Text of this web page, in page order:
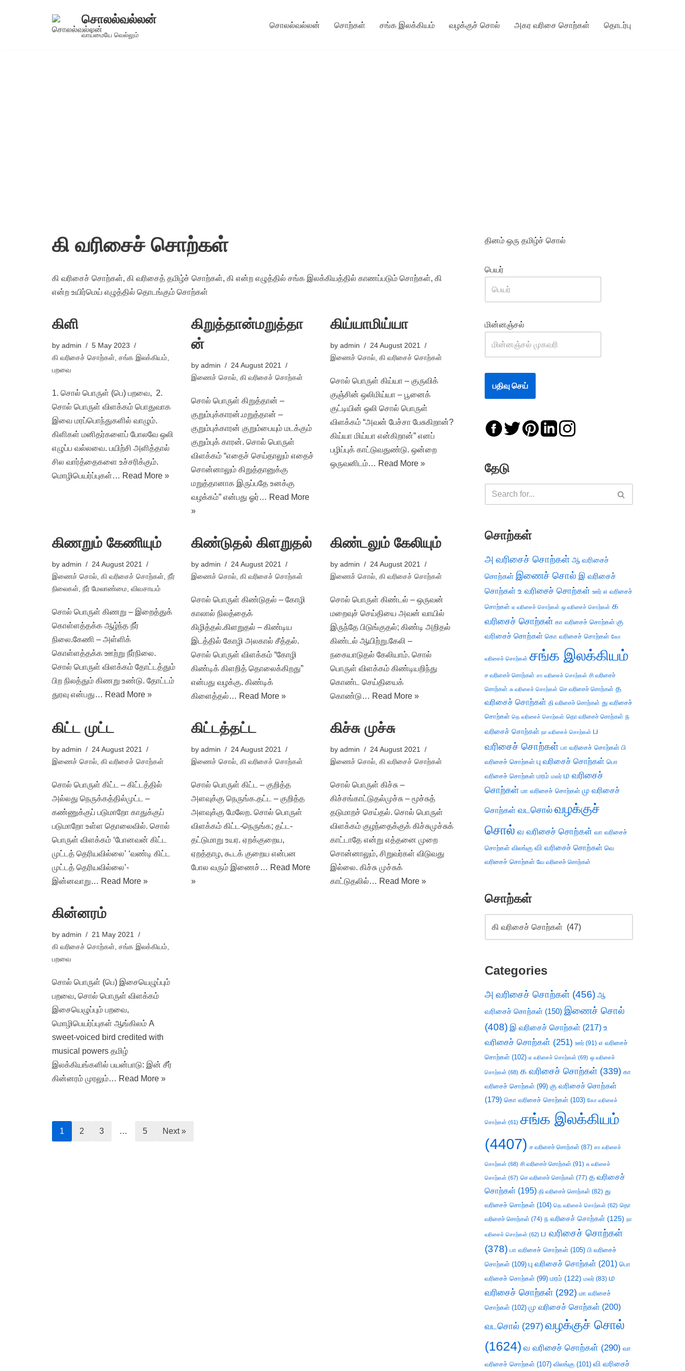
சொலல்வல்லன்
வாய்மையே வெல்லும்
சொலல்வல்லன் சொற்கள் சங்க இலக்கியம் வழக்குச் சொல் அகர வரிசை சொற்கள் தொடர்பு
கி வரிசைச் சொற்கள்
கி வரிசைச் சொற்கள், கி வரிசைத் தமிழ்ச் சொற்கள், கி என்ற எழுத்தில் சங்க இலக்கியத்தில் காணப்படும் சொற்கள், கி
என்ற உயிர்மெய் எழுத்தில் தொடங்கும் சொற்கள்
கிளி
by admin
5 May 2023
கி வரிசைச் சொற்கள் சங்க இலக்கியம்
பறவை
1. சொல் பொருள் (பெ) பறவை, 2.
சொல் பொருள் விளக்கம் பொதுவாக
இவை மரப்பொந்துகளில் வாழும்.
கிளிகள் மனிதர்களைப் போலவே ஒலி
எழுப்ப வல்லவை. பயிற்சி அளித்தால்
சில வார்த்தைகளை உச்சரிக்கும்.
மொழிபெயர்ப்புகள்… Read More »
கிறுத்தான்மறுத்தா
ன்
by admin
24 August 2021
இணைச் சொல், கி வரிசைச் சொற்கள்
சொல் பொருள் கிறுத்தான் –
குறும்புக்காரன்.மறுத்தான் –
குறும்புக்காரன் குறும்பையும் மடக்கும்
குறும்புக் காரன். சொல் பொருள்
விளக்கம் “எதைச் செய்தாலும் எதைச்
சொன்னாலும் கிறுத்தானுக்கு
மறுத்தானாக இருப்பதே உனக்கு
வழக்கம்” என்பது ஓர்… Read More
»
கிய்யாமிய்யா
by admin
24 August 2021
இணைச் சொல், கி வரிசைச் சொற்கள்
சொல் பொருள் கிய்யா – குருவிக்
குஞ்சின் ஒலிமிய்யா – பூனைக்
குட்டியின் ஒலி சொல் பொருள்
விளக்கம் “அவன் பேச்சா பேசுகிறான்?
கிய்யா மிய்யா என்கிறான்” எனப்
பழிப்புக் காட்டுவதுண்டு. ஒன்றை
ஒருவனிடம்… Read More »
கிணறும் கேணியும்
by admin
24 August 2021
இணைச் சொல் கி வரிசைச் சொற்கள் நீர்
நிலைகள் நீர் மேலாண்மை விவசாயம்
சொல் பொருள் கிணறு – இறைத்துக்
கொள்ளத்தக்க ஆழ்ந்த நீர்
நிலை.கேணி – அள்ளிக்
கொள்ளத்தக்க ஊற்று நீர்நிலை.
சொல் பொருள் விளக்கம் தோட்டத்தும்
பிற நிலத்தும் கிணறு உண்டு. தோட்டம்
துரவு என்பது… Read More »
கிண்டுதல் கிளறுதல்
by admin
24 August 2021
இணைச் சொல், கி வரிசைச் சொற்கள்
சொல் பொருள் கிண்டுதல் – கோழி
காலால் நிலத்தைக்
கிழித்தல்.கிளறுதல் – கிண்டிய
இடத்தில் கோழி அலகால் சீத்தல்.
சொல் பொருள் விளக்கம் “கோழி
கிண்டிக் கிளறித் தொலைக்கிறது”
என்பது வழக்கு. கிண்டிக்
கிளைத்தல்… Read More »
கிண்டலும் கேலியும்
by admin
24 August 2021
இணைச் சொல், கி வரிசைச் சொற்கள்
சொல் பொருள் கிண்டல் – ஒருவன்
மறைவுச் செய்தியை அவன் வாயில்
இருந்தே பிடுங்குதல்; கிண்டி அறிதல்
கிண்டல் ஆயிற்று.கேலி –
நகையாடுதல் கேலியாம். சொல்
பொருள் விளக்கம் கிண்டியறிந்து
கொண்ட செய்தியைக்
கொண்டு… Read More »
கிட்ட முட்ட
by admin
24 August 2021
இணைச் சொல் கி வரிசைச் சொற்கள்
சொல் பொருள் கிட்ட – கிட்டத்தில்
அல்லது நெருக்கத்தில்முட்ட –
கண்ணுக்குப் படுமாறோ காதுக்குப்
படுமாறோ உள்ள தொலைவில். சொல்
பொருள் விளக்கம் ‘போனவன் கிட்ட
முட்டத் தெரியவில்லை’ ‘வண்டி கிட்ட
முட்டத் தெரியவில்லை’-
இன்னவாறு… Read More »
கிட்டத்தட்ட
by admin
24 August 2021
இணைச் சொல், கி வரிசைச் சொற்கள்
சொல் பொருள் கிட்ட – குறித்த
அளவுக்கு நெருங்க.தட்ட – குறித்த
அளவுக்கு மேலேற. சொல் பொருள்
விளக்கம் கிட்ட-நெருங்க; தட்ட-
தட்டுமாறு உயர. ஏறக்குறைய,
ஏறத்தாழ, கூடக் குறைய என்பன
போல வரும் இணைச்… Read More
»
கிச்சு முச்சு
by admin
24 August 2021
இணைச் சொல், கி வரிசைச் சொற்கள்
சொல் பொருள் கிச்சு –
கிச்சங்காட்டுதல்முச்சு – மூச்சுத்
தடுமாறச் செய்தல். சொல் பொருள்
விளக்கம் குழந்தைக்குக் கிச்சுமுச்சுக்
காட்டாதே என்று எத்தனை முறை
சொன்னாலும், சிறுவர்கள் விடுவது
இல்லை. கிச்சு முச்சுக்
காட்டுதலில்… Read More »
கின்னரம்
by admin
21 May 2021
கி வரிசைச் சொற்கள் சங்க இலக்கியம்
பறவை
சொல் பொருள் (பெ) இசையெழுப்பும்
பறவை, சொல் பொருள் விளக்கம்
இசையெழுப்பும் பறவை,
மொழிபெயர்ப்புகள் ஆங்கிலம் A
sweet-voiced bird credited with
musical powers தமிழ்
இலக்கியங்களில் பயன்பாடு: இன் சீர்
கின்னரம் முரலும்… Read More »
1 2 3 … 5 Next »
தினம் ஒரு தமிழ்ச் சொல்
பெயர்
மின்னஞ்சல்
தேடு
சொற்கள்
அ வரிசைச் சொற்கள் ஆ வரிசைச்
சொற்கள் இணைச் சொல் இ வரிசைச்
சொற்கள் உ வரிசைச் சொற்கள் ஊர் எ வரிசைச்
சொற்கள் ஏ வரிசைச் சொற்கள் ஒ வரிசைச் சொற்கள் க
வரிசைச் சொற்கள் கா வரிசைச் சொற்கள் கு
வரிசைச் சொற்கள் கொ வரிசைச் சொற்கள் கோ
வரிசைச் சொற்கள் சங்க இலக்கியம்
ச வரிசைச் சொற்கள் சா வரிசைச் சொற்கள் சி வரிசைச்
சொற்கள் சு வரிசைச் சொற்கள் செ வரிசைச் சொற்கள் த
வரிசைச் சொற்கள் தி வரிசைச் சொற்கள் து வரிசைச்
சொற்கள் தெ வரிசைச் சொற்கள் தொ வரிசைச் சொற்கள் ந
வரிசைச் சொற்கள் நா வரிசைச் சொற்கள் ப
வரிசைச் சொற்கள் பா வரிசைச் சொற்கள் பி
வரிசைச் சொற்கள் பு வரிசைச் சொற்கள் பொ
வரிசைச் சொற்கள் மரம் மலர் ம வரிசைச்
சொற்கள் மா வரிசைச் சொற்கள் மு வரிசைச்
சொற்கள் வடசொல் வழக்குச்
சொல் வ வரிசைச் சொற்கள் வா வரிசைச்
சொற்கள் விலங்கு வி வரிசைச் சொற்கள் வெ
வரிசைச் சொற்கள் வே வரிசைச் சொற்கள்
சொற்கள்
Categories
அ வரிசைச் சொற்கள் (456) ஆ
வரிசைச் சொற்கள் (150) இணைச் சொல்
(408) இ வரிசைச் சொற்கள் (217) உ
வரிசைச் சொற்கள் (251) ஊர் (91) எ வரிசைச்
சொற்கள் (102) ஏ வரிசைச் சொற்கள் (69) ஒ வரிசைச்
சொற்கள் (68) க வரிசைச் சொற்கள் (339) கா
வரிசைச் சொற்கள் (99) கு வரிசைச் சொற்கள்
(179) கொ வரிசைச் சொற்கள் (103) கோ வரிசைச்
சொற்கள் (61) சங்க இலக்கியம்
(4407) ச வரிசைச் சொற்கள் (87) சா வரிசைச்
சொற்கள் (68) சி வரிசைச் சொற்கள் (91) சு வரிசைச்
சொற்கள் (67) செ வரிசைச் சொற்கள் (77) த வரிசைச்
சொற்கள் (195) தி வரிசைச் சொற்கள் (82) து
வரிசைச் சொற்கள் (104) தெ வரிசைச் சொற்கள் (62) தொ
வரிசைச் சொற்கள் (74) ந வரிசைச் சொற்கள் (125) நா
வரிசைச் சொற்கள் (62) ப வரிசைச் சொற்கள்
(378) பா வரிசைச் சொற்கள் (105) பி வரிசைச்
சொற்கள் (109) பு வரிசைச் சொற்கள் (201) பொ
வரிசைச் சொற்கள் (99) மரம் (122) மலர் (83) ம
வரிசைச் சொற்கள் (292) மா வரிசைச்
சொற்கள் (102) மு வரிசைச் சொற்கள் (200)
வடசொல் (297) வழக்குச் சொல்
(1624) வ வரிசைச் சொற்கள் (290) வா
வரிசைச் சொற்கள் (107) விலங்கு (101) வி வரிசைச்